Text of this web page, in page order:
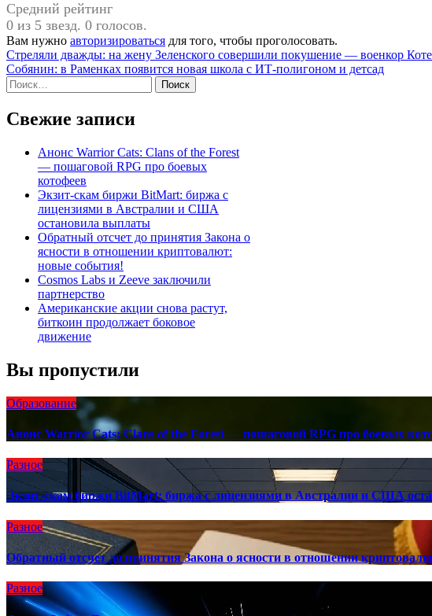
Средний рейтинг
0 из 5 звезд. 0 голосов.
Вам нужно авторизироваться для того, чтобы проголосовать.
Навигация
по
записям
Стреляли дважды: на жену Зеленского совершили покушение — военкор
Собянин: в Раменках появится новая школа с ИТ-полигоном и детсад
Найти:
Свежие записи
Анонс Warrior Cats: Clans of the Forest
— пошаговой RPG про боевых
котофеев
Экзит-скам биржи BitMart: биржа с
лицензиями в Австралии и США
остановила выплаты
Обратный отсчет до принятия Закона о
ясности в отношении криптовалют:
новые события!
Cosmos Labs и Zeeve заключили
партнерство
Американские акции снова растут,
биткоин продолжает боковое
движение
Вы пропустили
Образование
Анонс Warrior Cats: Clans of the Forest — пошаговой RPG про боевых
Разное
Экзит-скам биржи BitMart: биржа с лицензиями в Австралии и США
Разное
Обратный отсчет до принятия Закона о ясности в отношении
Разное